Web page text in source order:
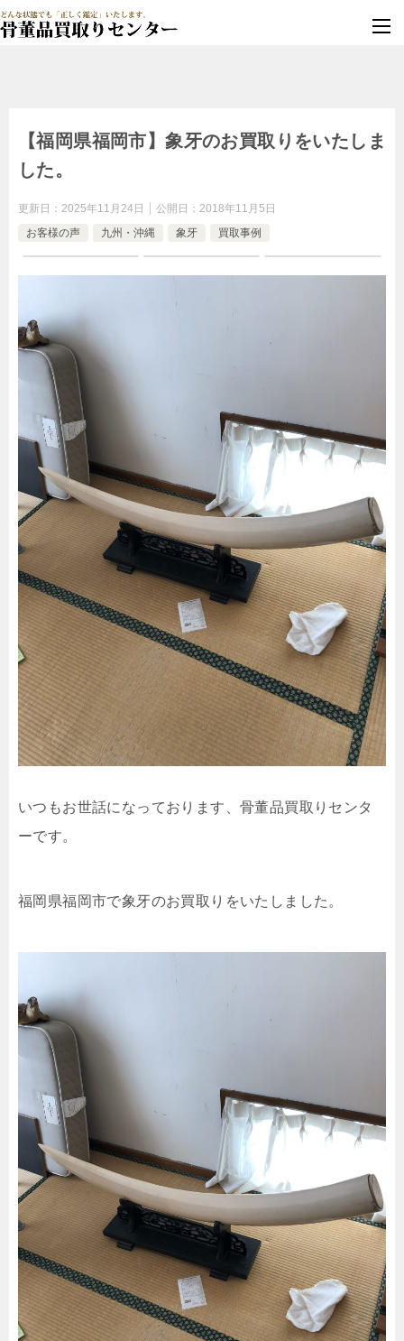
【福岡県福岡市】象牙のお買取りをいたしま
した。
更新日： 2025年11月24日 公開日： 2018年11月5日
お客様の声
九州・沖縄 象牙 買取事例
いつもお世話になっております、骨董品買取りセンタ
ーです。
福岡県福岡市で象牙のお買取りをいたしました。